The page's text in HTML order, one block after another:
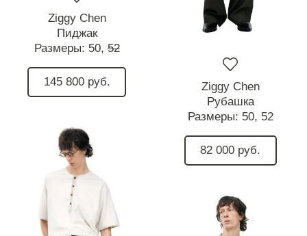
Ziggy Chen
Пиджак
Размеры: 50, 52
145 800 руб.
Ziggy Chen
Рубашка
Размеры: 50, 52
82 000 руб.